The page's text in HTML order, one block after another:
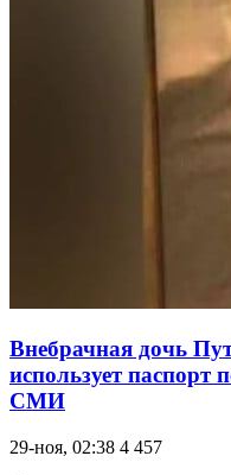
Внебрачная дочь
использует паспорт
СМИ
29-ноя, 02:38 4 457